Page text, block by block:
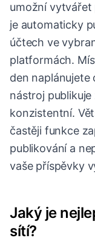
umožní vytvářet
je automaticky
účtech ve
platformách.
den naplánujete
nástroj
konzistentní.
častěji funkce
publikování a
vaše příspěvky
Jaký je
sítí?